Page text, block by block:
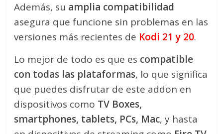
Además, su amplia compatibilidad
asegura que funcione sin problemas en las
versiones más recientes de Kodi 21 y 20.
Lo mejor de todo es que es compatible
con todas las plataformas, lo que significa
que puedes disfrutar de este addon en
dispositivos como TV Boxes,
smartphones, tablets, PCs, Mac, y hasta